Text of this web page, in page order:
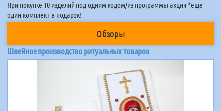
При покупке 10 изделий под одним кодом/из программы акции *еще
один комплект в подарок!
Обзоры
Швейное производство ритуальных товаров